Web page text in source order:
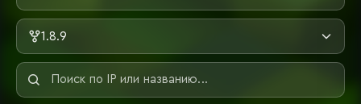
1.8.9